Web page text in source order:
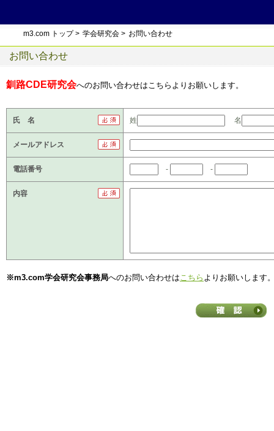
m3.com トップ> 学会研究会 > お問い合わせ
お問い合わせ
釧路CDE研究会へのお問い合わせはこちらよりお願いします。
氏 名 姓 名
メールアドレス
電話番号 - -
内容
※m3.com学会研究会事務局へのお問い合わせはこちら よりお願いします